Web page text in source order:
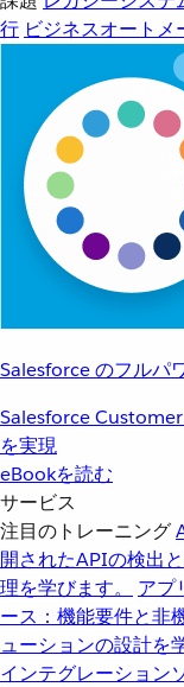
行 ビジネスオートメ
Salesforce のフルパ
Salesforce
を実現
eBookを読む
サービス
注目のトレーニング
開されたAPIの検出
理を学びます。
アプ
ース：機能要件と非
ューションの設計を
インテグレーション